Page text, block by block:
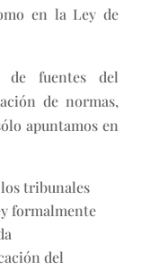
en la Ley de
de fuentes del
de normas,
apuntamos en
tribunales
formalmente
del